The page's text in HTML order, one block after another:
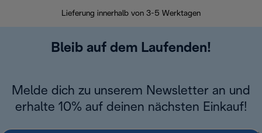
Lieferung innerhalb von 3-5 Werktagen
Bleib auf dem Laufenden!
Melde dich zu unserem Newsletter an und
erhalte 10% auf deinen nächsten Einkauf!